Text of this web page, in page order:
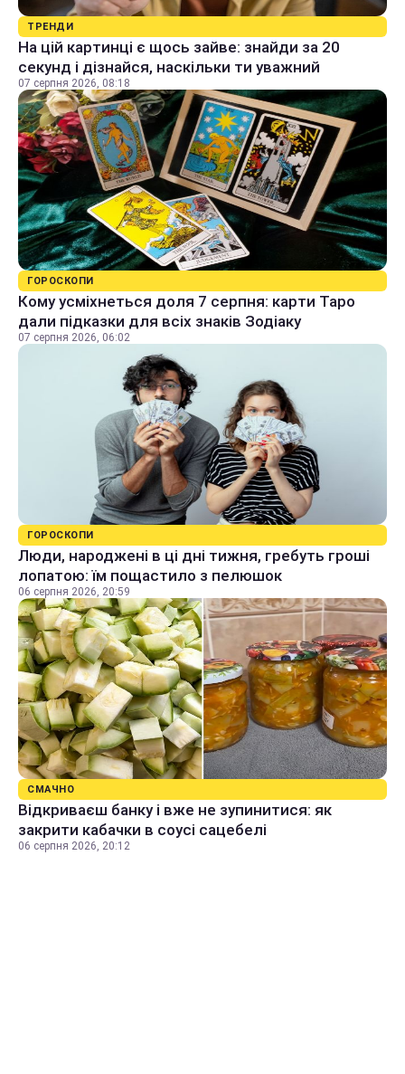
ТРЕНДИ
На цій картинці є щось зайве: знайди за 20
секунд і дізнайся, наскільки ти уважний
07 серпня 2026, 08:18
ГОРОСКОПИ
Кому усміхнеться доля 7 серпня: карти Таро
дали підказки для всіх знаків Зодіаку
07 серпня 2026, 06:02
ГОРОСКОПИ
Люди, народжені в ці дні тижня, гребуть гроші
лопатою: їм пощастило з пелюшок
06 серпня 2026, 20:59
СМАЧНО
Відкриваєш банку і вже не зупинитися: як
закрити кабачки в соусі сацебелі
06 серпня 2026, 20:12